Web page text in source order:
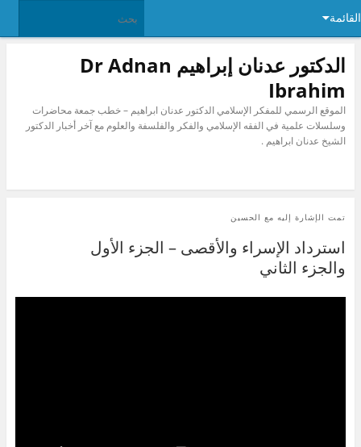
القائمة
الدكتور عدنان إبراهيم Dr Adnan
Ibrahim
الموقع الرسمي للمفكر الإسلامي الدكتور عدنان ابراهيم – خطب جمعة محاضرات
وسلسلات علمية في الفقه الإسلامي والفكر والفلسفة والعلوم مع آخر أخبار الدكتور
الشيخ عدنان ابراهيم .
تمت الإشارة إليه مع الحسين
استرداد الإسراء والأقصى – الجزء الأول
والجزء الثاني